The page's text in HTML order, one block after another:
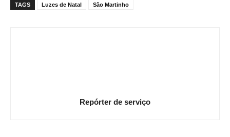
TAGS Luzes de Natal São Martinho
Repórter de serviço